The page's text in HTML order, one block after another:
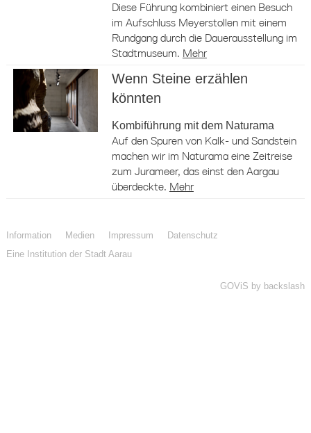
Diese Führung kombiniert einen Besuch
im Aufschluss Meyerstollen mit einem
Rundgang durch die Dauerausstellung im
Stadtmuseum. Mehr
Wenn Steine erzählen
könnten
Kombiführung mit dem Naturama
Auf den Spuren von Kalk- und Sandstein
machen wir im Naturama eine Zeitreise
zum Jurameer, das einst den Aargau
überdeckte. Mehr
Information Medien Impressum
Datenschutz
Eine Institution der Stadt Aarau
GOViS by backslash